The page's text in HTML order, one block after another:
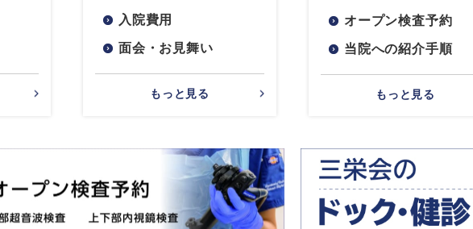
入院費用
面会・お見舞い
もっと見る
オープン検査予約
当院への紹介手順
もっと見る